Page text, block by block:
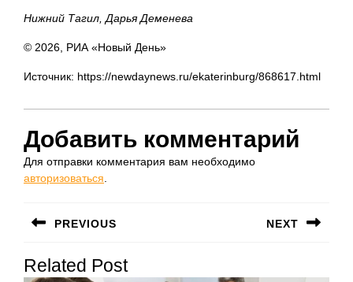
Нижний Тагил, Дарья Деменева
© 2026, РИА «Новый День»
Источник: https://newdaynews.ru/ekaterinburg/868617.html
Добавить комментарий
Для отправки комментария вам необходимо
авторизоваться
по
записям
PREVIOUS
запись:
NEXT
Related Post